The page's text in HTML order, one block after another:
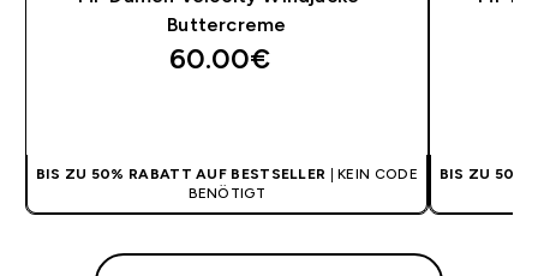
Buttercreme
60.00€‎
BIS ZU 50% RABATT AUF BESTSELLER | KEIN CODE
BENÖTIGT
BIS ZU 50%